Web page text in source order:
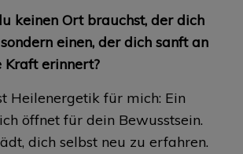
keinen Ort brauchst, der dich
einen, der dich sanft an
Kraft erinnert?
Heilenergetik für mich: Ein
öffnet für dein Bewusstsein.
dich selbst neu zu erfahren.